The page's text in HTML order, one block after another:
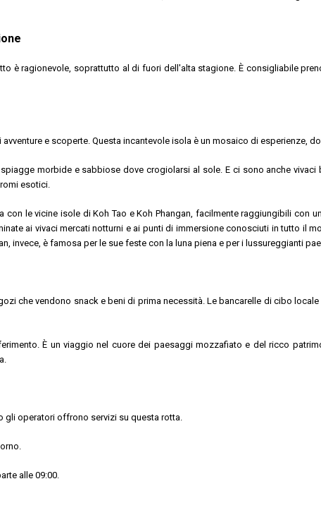
è ragionevole, soprattutto al di fuori dell'alta stagione. È consigliabile
e scoperte. Questa incantevole isola è un mosaico di esperienze,
morbide e sabbiose dove crogiolarsi al sole. E ci sono anche
esotici.
con le vicine isole di Koh Tao e Koh Phangan, facilmente raggiungibili con
ai vivaci mercati notturni e ai punti di immersione conosciuti in tutto il
invece, è famosa per le sue feste con la luna piena e per i lussureggianti
che vendono snack e beni di prima necessità. Le bancarelle di cibo
È un viaggio nel cuore dei paesaggi mozzafiato e del ricco
operatori offrono servizi su questa rotta.
alle 09:00.